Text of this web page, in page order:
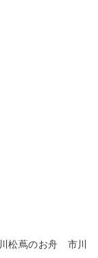
松蔦のお舟 市川